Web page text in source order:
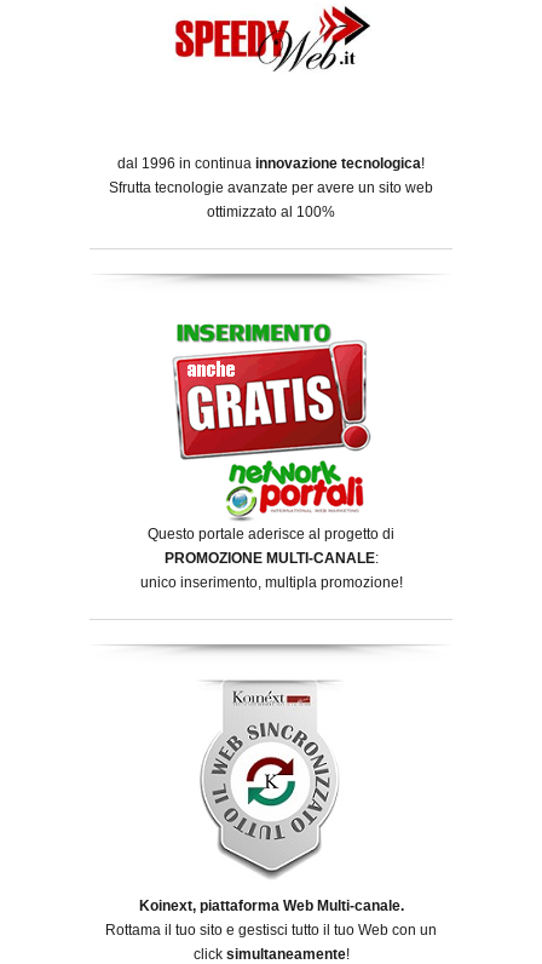
dal 1996 in continua innovazione tecnologica!
Sfrutta tecnologie avanzate per avere un sito web
ottimizzato al 100%
Questo portale aderisce al progetto di
PROMOZIONE MULTI-CANALE:
unico inserimento, multipla promozione!
Koinext, piattaforma Web Multi-canale.
Rottama il tuo sito e gestisci tutto il tuo Web con un
click simultaneamente!